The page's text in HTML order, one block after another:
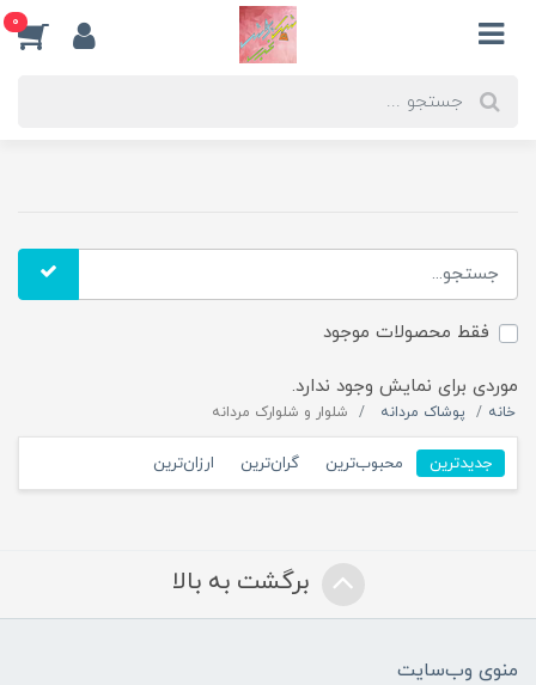
0
فقط محصولات موجود
موردی برای نمایش وجود ندارد.
خانه پوشاک مردانه شلوار و شلوارک مردانه
جدیدترین محبوب‌ترین گران‌ترین ارزان‌ترین
برگشت به بالا
منوی وب‌سایت